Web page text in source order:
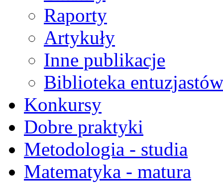
Raporty
Artykuły
Inne publikacje
Biblioteka
Konkursy
Dobre praktyki
Metodologia - studia
Matematyka - matura